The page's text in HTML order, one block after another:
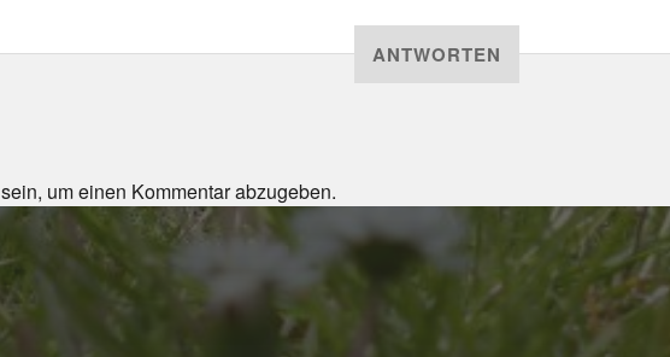
ANTWORTEN
sein, um einen Kommentar abzugeben.